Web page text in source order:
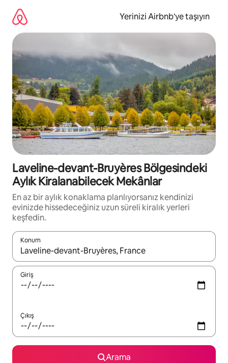
Yerinizi Airbnb'ye taşıyın
Laveline-devant-Bruyères Bölgesindeki
Aylık Kiralanabilecek Mekânlar
En az bir aylık konaklama planlıyorsanız kendinizi
evinizde hissedeceğiniz uzun süreli kiralık yerleri
keşfedin.
Konum
Sonuçlar kullanılabilir olduğunda yukarı ve aşağı oklarıyla
Giriş
Çıkış
Arama